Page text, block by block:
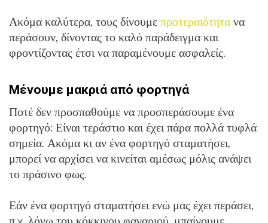
Ακόμα καλύτερα, τους δίνουμεπροτεραιότητανα
περάσουν, δίνοντας το καλό παράδειγμα και
φροντίζοντας έτσι να παραμένουμε ασφαλείς.
Μένουμε μακριά από φορτηγά
Ποτέ δεν προσπαθούμε να προσπεράσουμε ένα
φορτηγό: Είναι τεράστιο και έχει πάρα πολλά τυφλά
σημεία. Ακόμα κι αν ένα φορτηγό σταματήσει,
μπορεί να αρχίσει να κινείται αμέσως μόλις ανάψει
το πράσινο φως.
Εάν ένα φορτηγό σταματήσει ενώ μας έχει περάσει,